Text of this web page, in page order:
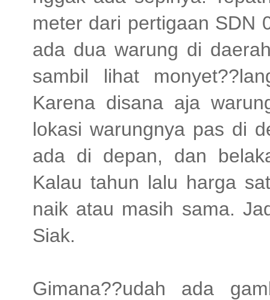
meter dari pertigaan SDN
ada dua warung di
sambil lihat
Karena disana aja
lokasi warungnya pas di
ada di depan, dan
Kalau tahun lalu harga
naik atau masih sama.
Siak.
Gimana??udah ada